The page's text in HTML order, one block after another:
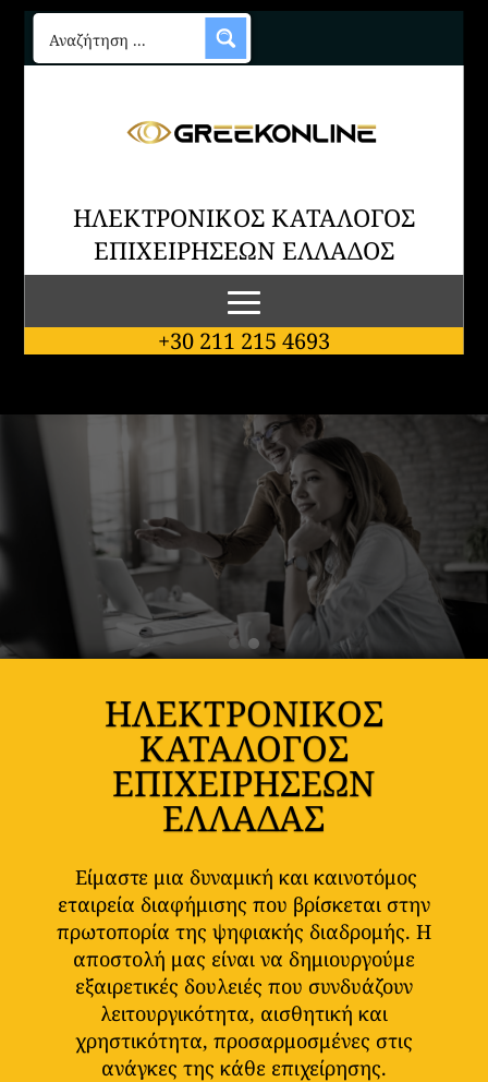
ΗΛΕΚΤΡΟΝΙΚΟΣ ΚΑΤΑΛΟΓΟΣ
ΕΠΙΧΕΙΡΗΣΕΩΝ ΕΛΛΑΔΟΣ
+30 211 215 4693
ΗΛΕΚΤΡΟΝΙΚΟΣ
ΚΑΤΑΛΟΓΟΣ
ΕΠΙΧΕΙΡΗΣΕΩΝ
ΕΛΛΑΔΑΣ
Είμαστε μια δυναμική και καινοτόμος
εταιρεία διαφήμισης που βρίσκεται στην
πρωτοπορία της ψηφιακής διαδρομής. Η
αποστολή μας είναι να δημιουργούμε
εξαιρετικές δουλειές που συνδυάζουν
λειτουργικότητα, αισθητική και
χρηστικότητα, προσαρμοσμένες στις
ανάγκες της κάθε επιχείρησης.